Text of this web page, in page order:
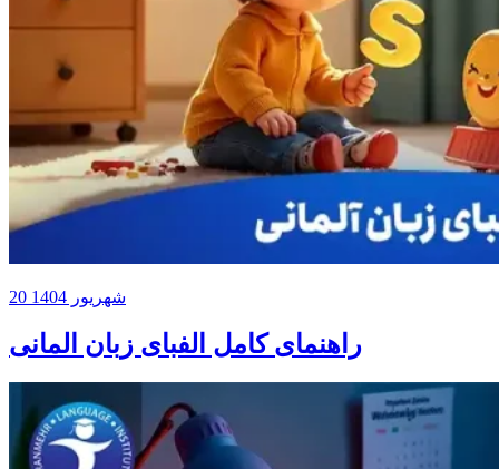
20 شهریور 1404
راهنمای کامل الفبای زبان المانی